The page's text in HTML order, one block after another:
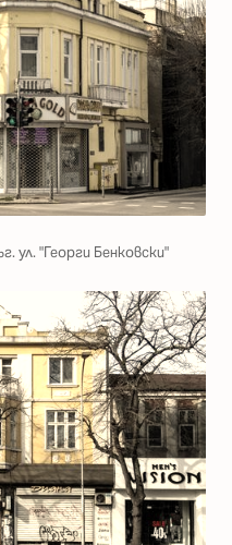
ул. "Георги Бенковски"